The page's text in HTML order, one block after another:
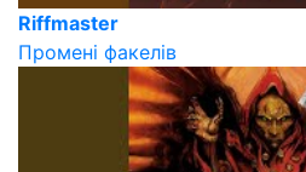
Riffmaster
Промені факелів